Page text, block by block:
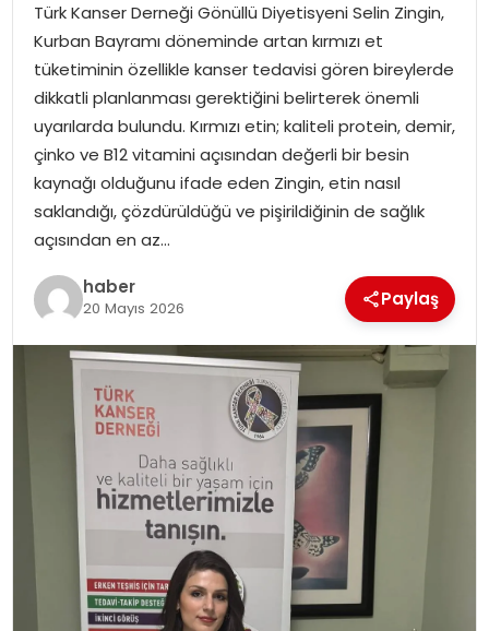
SPOR
EĞITIM
OTOMOBIL
TEKNOLOJI
Türk Kanser Derneği Gönüllü Diyetisyeni Selin Zingin,
Kurban Bayramı döneminde artan kırmızı et
tüketiminin özellikle kanser tedavisi gören bireylerde
dikkatli planlanması gerektiğini belirterek önemli
uyarılarda bulundu. Kırmızı etin; kaliteli protein, demir,
çinko ve B12 vitamini açısından değerli bir besin
kaynağı olduğunu ifade eden Zingin, etin nasıl
saklandığı, çözdürüldüğü ve pişirildiğinin de sağlık
açısından en az…
haber
20 Mayıs 2026 Paylaş